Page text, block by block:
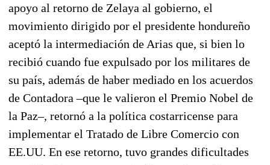
apoyo al retorno de Zelaya al gobierno, el
movimiento dirigido por el presidente hondureño
aceptó la intermediación de Arias que, si bien lo
recibió cuando fue expulsado por los militares de
su país, además de haber mediado en los acuerdos
de Contadora –que le valieron el Premio Nobel de
la Paz–, retornó a la política costarricense para
implementar el Tratado de Libre Comercio con
EE.UU. En ese retorno, tuvo grandes dificultades